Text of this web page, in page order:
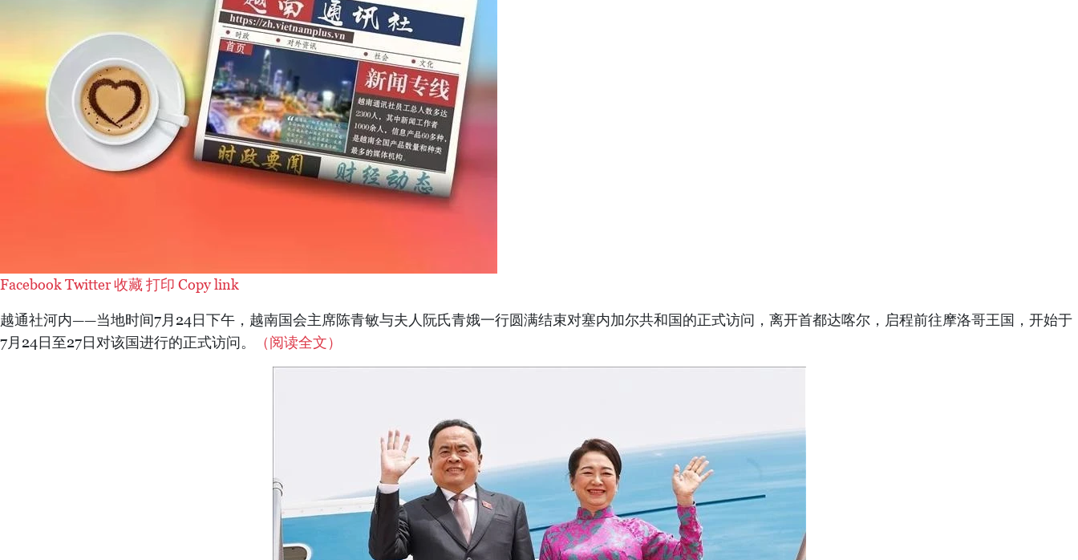
FacebookTwitter收藏 打印 Copy link
越通社河内——当地时间7月24日下午，越南国会主席陈青敏与夫人阮氏青娥一行圆满结束对塞内加尔共和国的正式访问，离开首都达喀尔，启程前往摩洛哥王国，开始于
7月24日至27日对该国进行的正式访问。
（阅读全文）